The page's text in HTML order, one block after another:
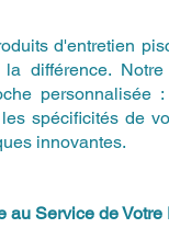
d'entretien
différence.
personnalisée
spécificités de
innovantes.
au Service de Votre